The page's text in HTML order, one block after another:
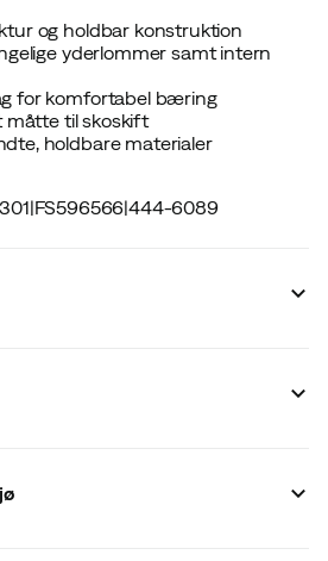
og holdbar konstruktion
yderlommer samt intern
for komfortabel bæring
måtte til skoskift
holdbare materialer
|FS596566|444-6089